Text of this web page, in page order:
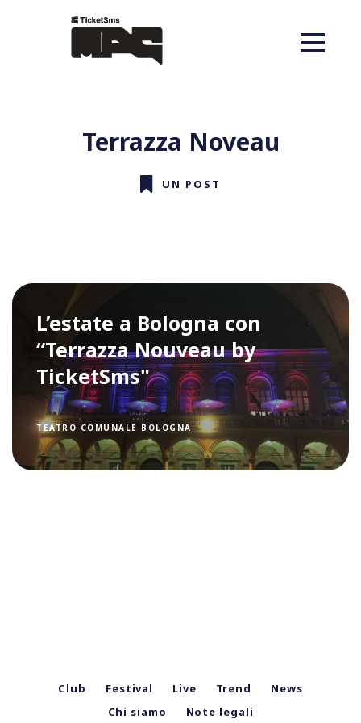
Terrazza Noveau
UN POST
L’estate a Bologna con
“Terrazza Nouveau by
TicketSms"
TEATRO COMUNALE BOLOGNA
Club Festival Live Trend
News
Chi siamo
Note legali